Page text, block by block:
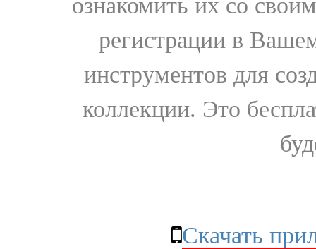
регистрации в
инструментов для
коллекции. Это
Скачать